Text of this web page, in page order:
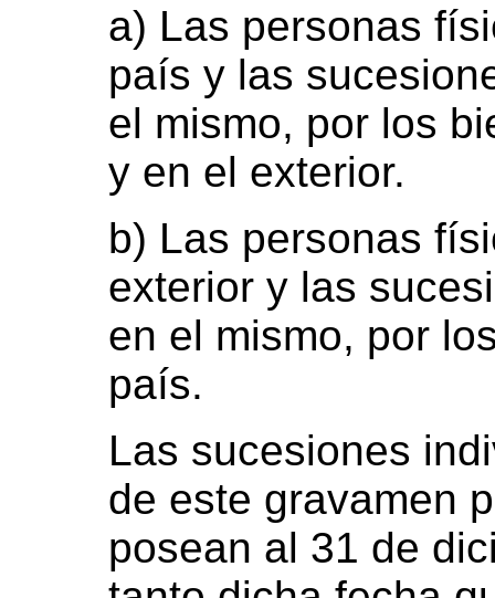
a) Las personas
país y las
el mismo, por los
y en el exterior.
b) Las personas
exterior y las
en el mismo, por
país.
Las sucesiones
de este gravamen
posean al 31 de